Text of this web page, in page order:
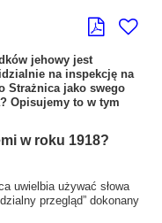
jehowy jest
na inspekcję na
Strażnica jako swego
Opisujemy to w tym
w roku 1918?
używać słowa
przegląd” dokonany